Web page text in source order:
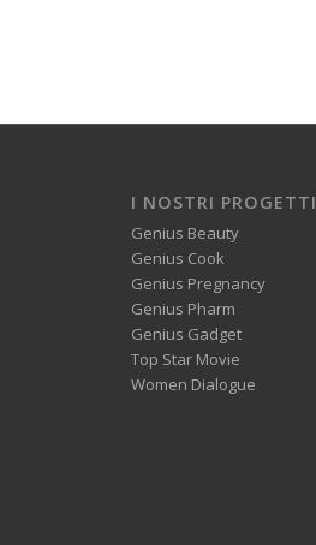
I NOSTRI PROGETTI
Genius Beauty
Genius Cook
Genius Pregnancy
Genius Pharm
Genius Gadget
Top Star Movie
Women Dialogue